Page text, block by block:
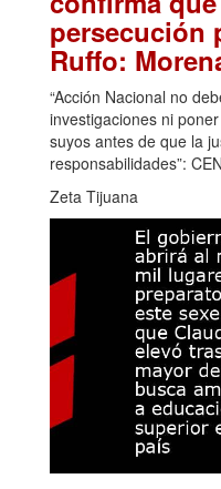
persecución
Ruffo:
“Acción Nacional no
investigaciones ni
suyos antes de que la
responsabilidades”: CEN
Zeta Tijuana